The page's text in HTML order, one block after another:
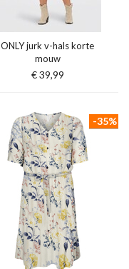
ONLY jurk v-hals korte
mouw
€ 39,99
-35%